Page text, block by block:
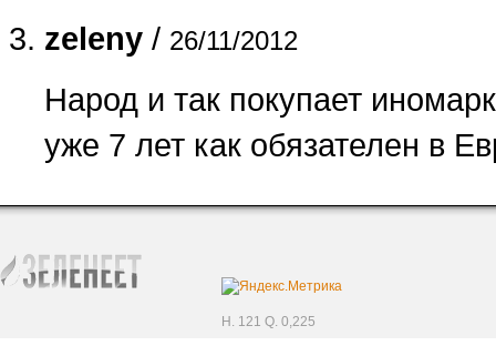
zeleny / 26/11/2012
Народ и так покупает
уже 7 лет как обязателен в
H. 121 Q. 0,225